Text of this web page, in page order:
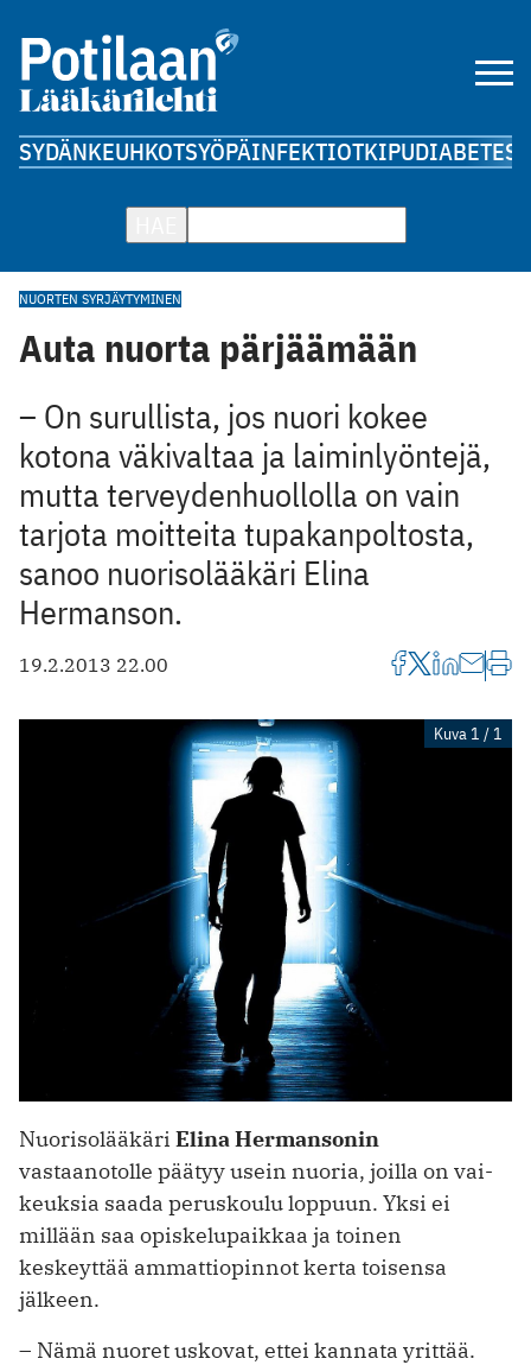
SYDÄNKEUHKOTSYÖPÄINFEKTIOTKIPUDIABETES
NUORTEN SYRJÄYTYMINEN
Auta nuorta pärjäämään
– On surullista, jos nuori kokee
kotona väkivaltaa ja laiminlyöntejä,
mutta terveydenhuollolla on vain
tarjota moitteita tupakanpoltosta,
sanoo nuorisolääkäri Elina
Hermanson.
19.2.2013 22.00
Kuva 1 / 1
Nuorisolääkäri Elina Hermansonin
vastaanotolle päätyy usein nuoria, joilla on vai­
keuksia saada peruskoulu loppuun. Yksi ei
millään saa opiskelupaikkaa ja toinen
keskeyttää ammatti­opinnot kerta toisensa
jälkeen.
– Nämä nuoret uskovat, ettei kannata yrittää.